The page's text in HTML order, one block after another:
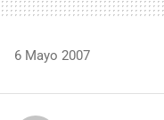
6 Mayo 2007